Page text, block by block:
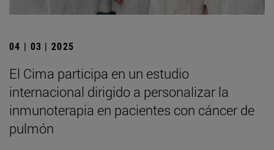
04 | 03 | 2025
El Cima participa en un estudio
internacional dirigido a personalizar la
inmunoterapia en pacientes con cáncer de
pulmón